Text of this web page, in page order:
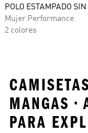
POLO ESTAMPADO
Mujer Performance
2 colores
MANGAS •
PARA